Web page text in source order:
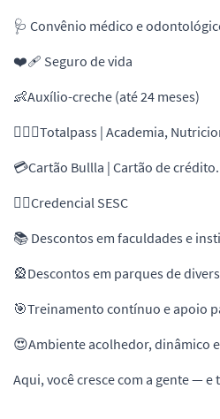
🩺 Convênio médico e
❤️‍🩹 Seguro de vida
👶Auxílio-creche (até 24 meses)
🏋🏾‍♀️Totalpass | Academia,
💳Cartão Bullla | Cartão de crédito.
🏊🏾Credencial SESC
📚 Descontos em faculdades e
🎡Descontos em parques de
🎯Treinamento contínuo e apoio
😍Ambiente acolhedor, dinâmico
Aqui, você cresce com a gente —